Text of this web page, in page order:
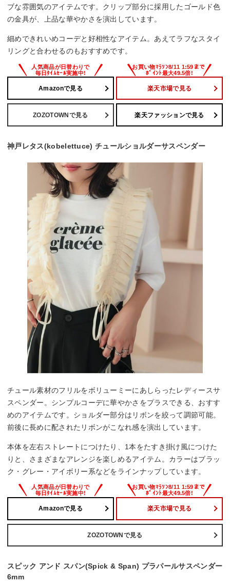
ブな雰囲気のアイテムです。クリップ部分に採用したゴールド色
の金具が、上品な華やかさを演出しています。
細めできれいめコーデと好相性なアイテム。あえてラフなスタイ
リングと合わせるのもおすすめです。
Amazonで見る 楽天市場で見る
ZOZOTOWNで見る 楽天ファッションで見る
神戸レタス(kobelettuce) チュールショルダーサスペンダー
チュール素材のフリルをボリューミーにあしらったレディースサ
スペンダー。シンプルコーデに華やかさをプラスできる、おすす
めのアイテムです。ショルダー部分はリボンを絞って調節可能。
前後に長めに配されたリボンがこなれ感を演出しています。
本体を左右ストレートにつけたり、1本をたすき掛け風につけた
りと、さまざまなアレンジを楽しめるアイテム。カラーはブラッ
ク・グレー・アイボリー系などをラインナップしています。
Amazonで見る 楽天市場で見る
ZOZOTOWNで見る
スピック アンド スパン(Spick & Span) プラパールサスペンダー
6mm